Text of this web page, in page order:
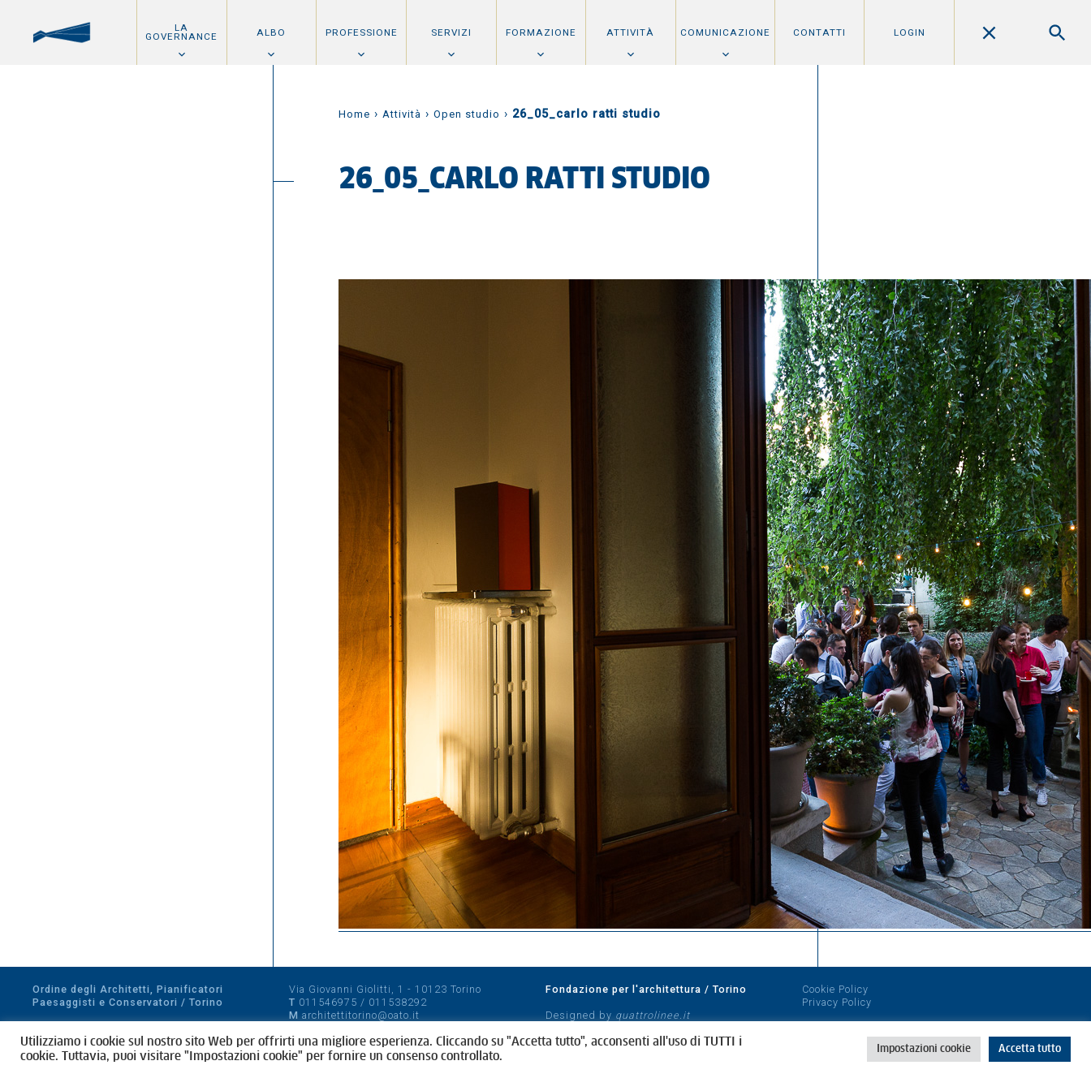
LA
GOVERNANCE ALBO PROFESSIONE SERVIZI FORMAZIONE ATTIVITÀ COMUNICAZIONE CONTATTI LOGIN
Home › Attività › Open studio › 26_05_carlo ratti studio
26_05_CARLO RATTI STUDIO
Ordine degli Architetti, Pianificatori
Paesaggisti e Conservatori / Torino
CF 80089280012
Via Giovanni Giolitti, 1 - 10123 Torino
T 011546975 / 011538292
M architettitorino@oato.it
Fondazione per l'architettura / Torino
Designed by quattrolinee.it
Cookie Policy
Privacy Policy
Utilizziamo i cookie sul nostro sito Web per offrirti una migliore esperienza. Cliccando su "Accetta tutto", acconsenti all'uso di TUTTI i
cookie. Tuttavia, puoi visitare "Impostazioni cookie" per fornire un consenso controllato.
Impostazioni cookie Accetta tutto